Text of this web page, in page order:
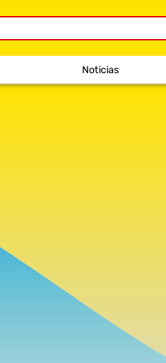
Noticias